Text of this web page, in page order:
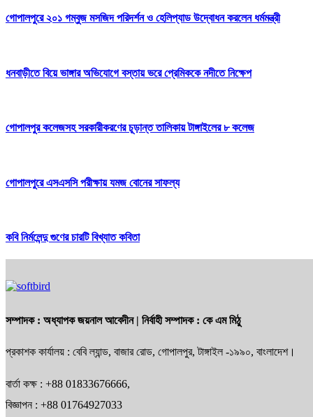
গোপালপুরে ২০১ গম্বুজ মসজিদ পরিদর্শন ও হেলিপ্যাড উদ্বোধন করলেন ধর্মমন্ত্রী
ধনবাড়ীতে বিয়ে ভাঙ্গার অভিযোগে বস্তায় ভরে প্রেমিককে নদীতে নিক্ষেপ
গোপালপুর কলেজসহ সরকারীকরণের চূড়ান্ত তালিকায় টাঙ্গাইলের ৮ কলেজ
গোপালপুরে এসএসসি পরীক্ষায় যমজ বোনের সাফল্য
কবি নির্মলেন্দু গুণের চারটি বিখ্যাত কবিতা
সম্পাদক : অধ্যাপক জয়নাল আবেদীন| নির্বাহী সম্পাদক : কে এম মিঠু
প্রকাশক কার্যালয় : বেবি ল্যান্ড, বাজার রোড, গোপালপুর, টাঙ্গাইল -১৯৯০, বাংলাদেশ।
বার্তা কক্ষ : +88 01833676666,
বিজ্ঞাপন : +88 01764927033